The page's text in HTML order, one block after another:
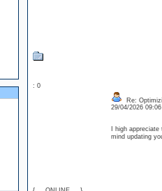
: 0
Re:
29/04/2026
I high
mind updating